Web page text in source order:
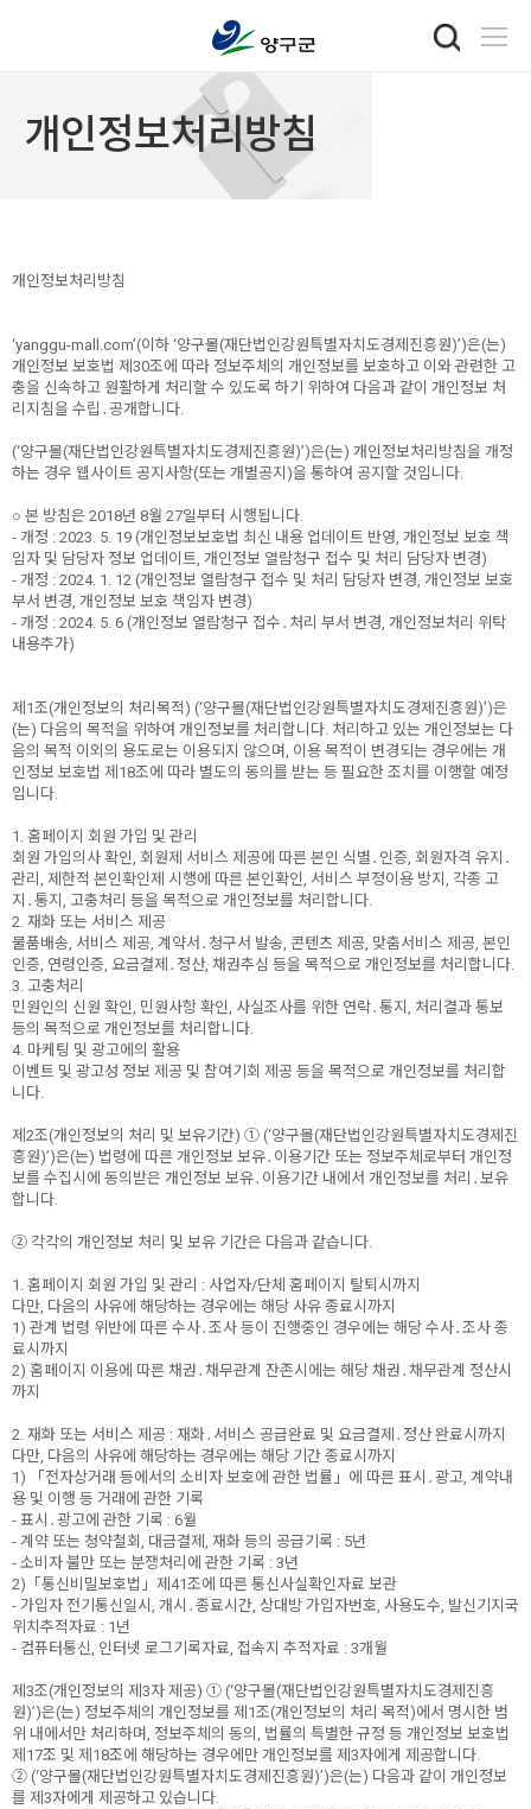
개인정보처리방침
개인정보처리방침
‘yanggu-mall.com’(이하 ‘양구몰(재단법인강원특별자치도경제진흥원)’)은(는)
개인정보 보호법 제30조에 따라 정보주체의 개인정보를 보호하고 이와 관련한 고
충을 신속하고 원활하게 처리할 수 있도록 하기 위하여 다음과 같이 개인정보 처
리지침을 수립․공개합니다.
(‘양구몰(재단법인강원특별자치도경제진흥원)’)은(는) 개인정보처리방침을 개정
하는 경우 웹사이트 공지사항(또는 개별공지)을 통하여 공지할 것입니다.
○ 본 방침은 2018년 8월 27일부터 시행됩니다.
- 개정 : 2023. 5. 19 (개인정보보호법 최신 내용 업데이트 반영, 개인정보 보호 책
임자 및 담당자 정보 업데이트, 개인정보 열람청구 접수 및 처리 담당자 변경)
- 개정 : 2024. 1. 12 (개인정보 열람청구 접수 및 처리 담당자 변경, 개인정보 보호
부서 변경, 개인정보 보호 책임자 변경)
- 개정 : 2024. 5. 6 (개인정보 열람청구 접수․처리 부서 변경, 개인정보처리 위탁
내용추가)
제1조(개인정보의 처리목적) (‘양구몰(재단법인강원특별자치도경제진흥원)’)은
(는) 다음의 목적을 위하여 개인정보를 처리합니다. 처리하고 있는 개인정보는 다
음의 목적 이외의 용도로는 이용되지 않으며, 이용 목적이 변경되는 경우에는 개
인정보 보호법 제18조에 따라 별도의 동의를 받는 등 필요한 조치를 이행할 예정
입니다.
1. 홈페이지 회원 가입 및 관리
회원 가입의사 확인, 회원제 서비스 제공에 따른 본인 식별․인증, 회원자격 유지․
관리, 제한적 본인확인제 시행에 따른 본인확인, 서비스 부정이용 방지, 각종 고
지․통지, 고충처리 등을 목적으로 개인정보를 처리합니다.
2. 재화 또는 서비스 제공
물품배송, 서비스 제공, 계약서․청구서 발송, 콘텐츠 제공, 맞춤서비스 제공, 본인
인증, 연령인증, 요금결제․정산, 채권추심 등을 목적으로 개인정보를 처리합니다.
3. 고충처리
민원인의 신원 확인, 민원사항 확인, 사실조사를 위한 연락․통지, 처리결과 통보
등의 목적으로 개인정보를 처리합니다.
4. 마케팅 및 광고에의 활용
이벤트 및 광고성 정보 제공 및 참여기회 제공 등을 목적으로 개인정보를 처리합
니다.
제2조(개인정보의 처리 및 보유기간) ① (‘양구몰(재단법인강원특별자치도경제진
흥원)’)은(는) 법령에 따른 개인정보 보유․이용기간 또는 정보주체로부터 개인정
보를 수집시에 동의받은 개인정보 보유․이용기간 내에서 개인정보를 처리․보유
합니다.
② 각각의 개인정보 처리 및 보유 기간은 다음과 같습니다.
1. 홈페이지 회원 가입 및 관리 : 사업자/단체 홈페이지 탈퇴시까지
다만, 다음의 사유에 해당하는 경우에는 해당 사유 종료시까지
1) 관계 법령 위반에 따른 수사․조사 등이 진행중인 경우에는 해당 수사․조사 종
료시까지
2) 홈페이지 이용에 따른 채권․채무관계 잔존시에는 해당 채권․채무관계 정산시
까지
2. 재화 또는 서비스 제공 : 재화․서비스 공급완료 및 요금결제․정산 완료시까지
다만, 다음의 사유에 해당하는 경우에는 해당 기간 종료시까지
1) 「전자상거래 등에서의 소비자 보호에 관한 법률」에 따른 표시․광고, 계약내
용 및 이행 등 거래에 관한 기록
- 표시․광고에 관한 기록 : 6월
- 계약 또는 청약철회, 대금결제, 재화 등의 공급기록 : 5년
- 소비자 불만 또는 분쟁처리에 관한 기록 : 3년
2)「통신비밀보호법」제41조에 따른 통신사실확인자료 보관
- 가입자 전기통신일시, 개시․종료시간, 상대방 가입자번호, 사용도수, 발신기지국
위치추적자료 : 1년
- 컴퓨터통신, 인터넷 로그기록자료, 접속지 추적자료 : 3개월
제3조(개인정보의 제3자 제공) ① (‘양구몰(재단법인강원특별자치도경제진흥
원)’)은(는) 정보주체의 개인정보를 제1조(개인정보의 처리 목적)에서 명시한 범
위 내에서만 처리하며, 정보주체의 동의, 법률의 특별한 규정 등 개인정보 보호법
제17조 및 제18조에 해당하는 경우에만 개인정보를 제3자에게 제공합니다.
② (‘양구몰(재단법인강원특별자치도경제진흥원)’)은(는) 다음과 같이 개인정보
를 제3자에게 제공하고 있습니다.